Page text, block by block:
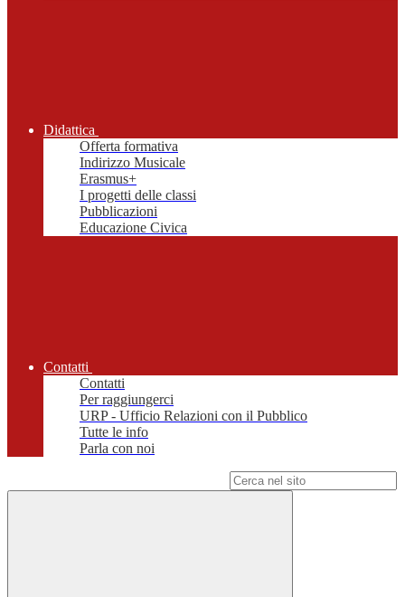
Didattica
Offerta formativa
Indirizzo Musicale
Erasmus+
I progetti delle classi
Pubblicazioni
Educazione Civica
Contatti
Contatti
Per raggiungerci
URP - Ufficio Relazioni con il Pubblico
Tutte le info
Parla con noi